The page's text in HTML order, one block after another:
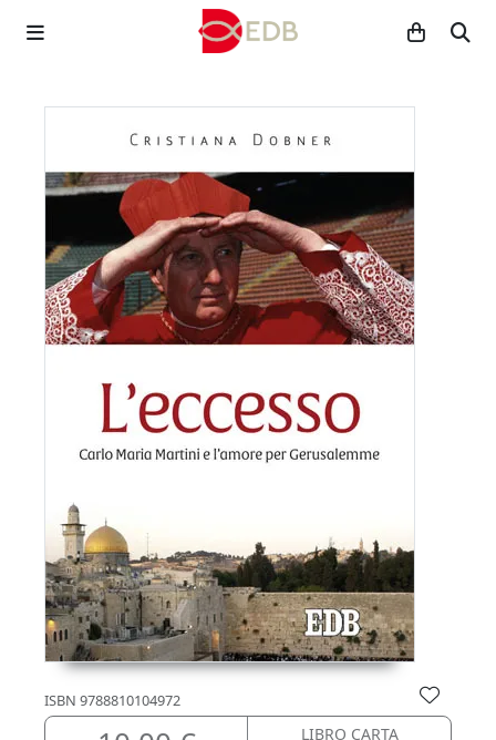
ISBN 9788810104972
LIBRO CARTA